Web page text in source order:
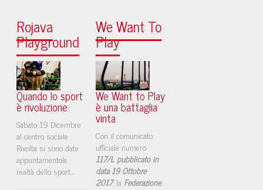
Rojava
Playground
Quando lo sport
è rivoluzione
Sabato 19 Dicembre
al centro sociale
Rivolta si sono date
appuntamentole
realtà dello sport...
We Want To
Play
We Want to Play
è una battaglia
vinta
Con il comunicato
ufficiale numero
117/L pubblicato in
data 19 Ottobre
2017, la Federazione...